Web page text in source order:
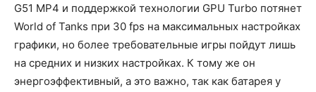
G51 MP4 и поддержкой технологии GPU Turbo потянет
World of Tanks при 30 fps на максимальных настройках
графики, но более требовательные игры пойдут лишь
на средних и низких настройках. К тому же он
энергоэффективный, а это важно, так как батарея у